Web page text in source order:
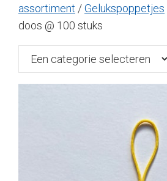
assortiment /Gelukspoppetjes
doos @ 100 stuks
Een
categorie
selecteren